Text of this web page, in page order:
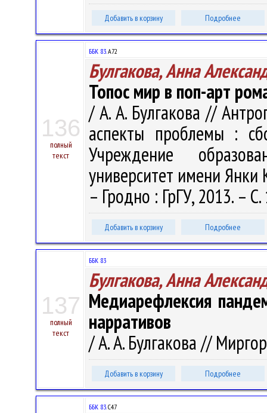
Добавить в корзину Подробнее
136
полный
текст
ББК 83.А72
Булгакова, Анна
Топос мир в поп-арт
/ А. А. Булгакова //
аспекты проблемы :
Учреждение
университет имени Янки
– Гродно : ГрГУ, 2013. –
Добавить в корзину Подробнее
137
полный
текст
ББК 83
Булгакова, Анна
Медиарефлексия
нарративов
/ А. А. Булгакова //
Добавить в корзину Подробнее
ББК 83.С47